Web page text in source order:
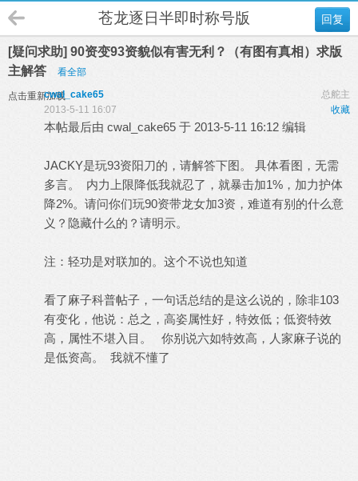
回复
苍龙逐日半即时称号版
[疑问求助] 90资变93资貌似有害无利？（有图有真相）求版
主解答
看全部
点击重新加载 总舵主
cwal_cake65
收藏
2013-5-11 16:07
本帖最后由 cwal_cake65 于 2013-5-11 16:12 编辑
JACKY是玩93资阳刀的，请解答下图。 具体看图，无需
多言。 内力上限降低我就忍了，就暴击加1%，加力护体
降2%。请问你们玩90资带龙女加3资，难道有别的什么意
义？隐藏什么的？请明示。
注：轻功是对联加的。这个不说也知道
看了麻子科普帖子，一句话总结的是这么说的，除非103
有变化，他说：总之，高姿属性好，特效低；低资特效
高，属性不堪入目。 你别说六如特效高，人家麻子说的
是低资高。 我就不懂了